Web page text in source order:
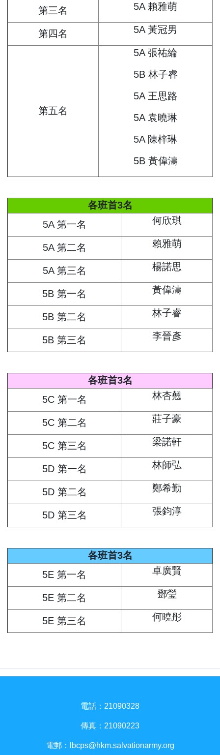
第三名 5A 賴雅萌
第四名 5A 黃冠男
第五名
5A 張祐綸
5B 林子睿
5A 王思路
5A 袁曉琳
5A 陳梓琳
5B 黃偉濤
各班首3名
5A 第一名
何欣琪
5A 第二名 賴雅萌
5A 第三名 楊諾思
5B 第一名 黃偉濤
5B 第二名 林子睿
5B 第三名 李晉彥
各班首3名
5C 第一名
林杏翹
5C 第二名 莊子豪
5C 第三名 梁諾軒
5D 第一名 林師弘
5D 第二名 鄭希勤
5D 第三名 張鈞淳
各班首3名
5E 第一名
卓廣賢
5E 第二名 鄧瑩
5E 第三名 何曉彤
電話：21090328
傳真：21090223
電郵： lbcps@hkm.salvationarmy.org